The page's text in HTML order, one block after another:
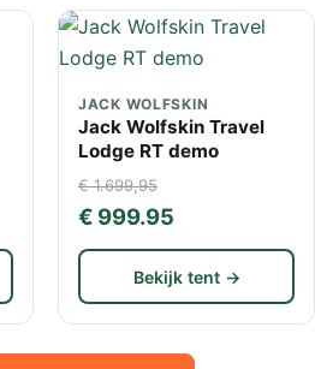
JACK WOLFSKIN
Jack Wolfskin Travel
Lodge RT demo
€ 1.699,95
€ 999.95
Bekijk tent →